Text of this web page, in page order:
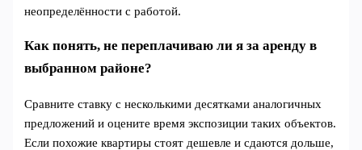
неопределённости с работой.
Как понять, не переплачиваю ли я за аренду в
выбранном районе?
Сравните ставку с несколькими десятками аналогичных
предложений и оцените время экспозиции таких объектов.
Если похожие квартиры стоят дешевле и сдаются дольше,